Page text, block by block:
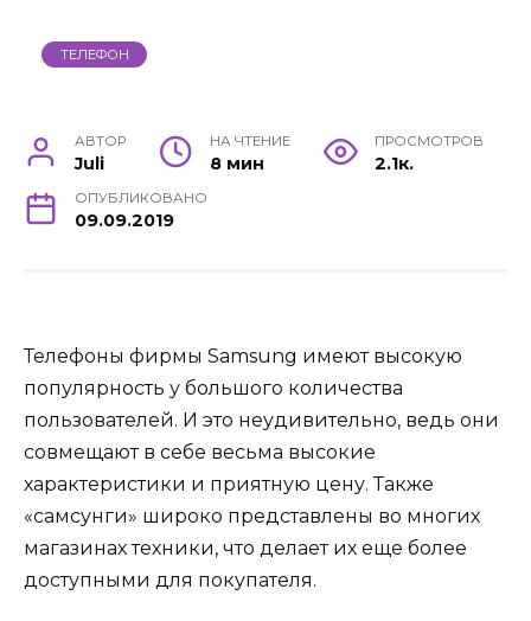
ТЕЛЕФОН
АВТОР
Juli
НА ЧТЕНИЕ
8 мин
ПРОСМОТРОВ
2.1к.
ОПУБЛИКОВАНО
09.09.2019
Телефоны фирмы Samsung имеют высокую
популярность у большого количества
пользователей. И это неудивительно, ведь они
совмещают в себе весьма высокие
характеристики и приятную цену. Также
«самсунги» широко представлены во многих
магазинах техники, что делает их еще более
доступными для покупателя.